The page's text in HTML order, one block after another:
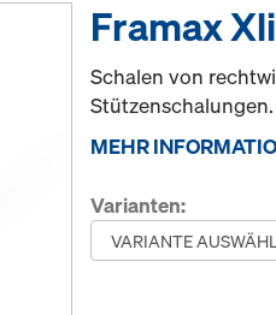
Framax
Schalen von
Stützenschalungen.
MEHR
Varianten: